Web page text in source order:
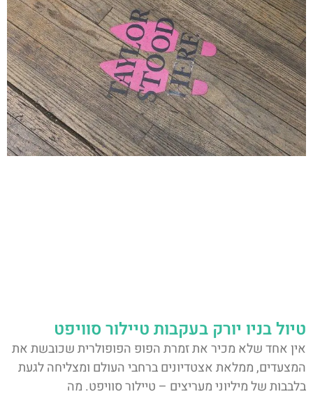
טיול בניו יורק בעקבות טיילור סוויפט
אין אחד שלא מכיר את זמרת הפופ הפופולרית שכובשת את
המצעדים, ממלאת אצטדיונים ברחבי העולם ומצליחה לגעת
בלבבות של מיליוני מעריצים – טיילור סוויפט. מה